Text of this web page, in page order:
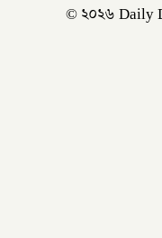
© ২০২৬ Daily